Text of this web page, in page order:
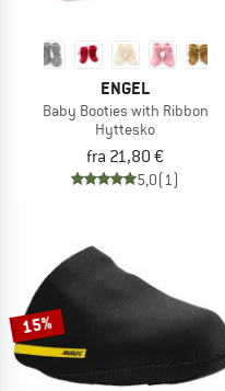
ENGEL
Baby Booties with Ribbon
Hyttesko
fra 21,80 €
5,0(1)
15%